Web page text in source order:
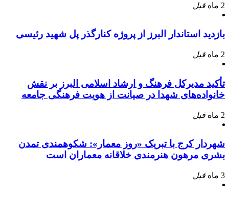
2 ماه قبل
بازدید استاندار البرز از پروژه کنارگذر پل شهید رئیسی
2 ماه قبل
تأکید مدیرکل فرهنگ و ارشاد اسلامی البرز بر نقش
خانواده‌های شهدا در صیانت از هویت فرهنگی جامعه
2 ماه قبل
شهردار کرج با تبریک «روز معمار»: شکوهمندی تمدن
بشری مرهون هنرمندی خلاقانه معماران است
3 ماه قبل